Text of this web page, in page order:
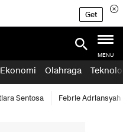
Get
MENU
Ekonomi Olahraga
Sentosa Febrie Adriansyah